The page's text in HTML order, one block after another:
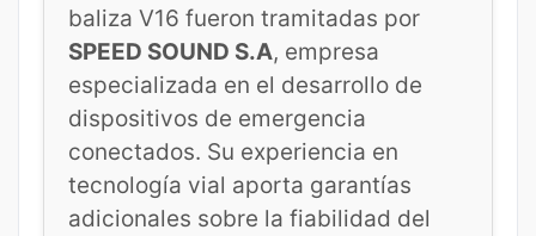
baliza V16 fueron tramitadas por
SPEED SOUND S.A, empresa
especializada en el desarrollo de
dispositivos de emergencia
conectados. Su experiencia en
tecnología vial aporta garantías
adicionales sobre la fiabilidad del